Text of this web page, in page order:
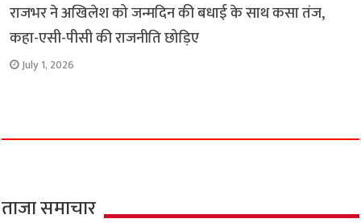
राजभर ने अखिलेश को जन्मदिन की बधाई के साथ कसा तंज,
कहा-एसी-पीसी की राजनीति छोड़िए
July 1, 2026
ताजा समाचार